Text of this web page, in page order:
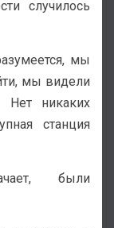
случилось
мы
мы видели
никаких
станция
были